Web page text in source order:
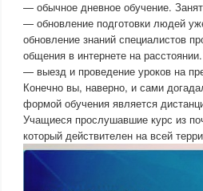
— обычное дневное обучение.
— обновление подготовки людей
обновление знаний специалистов
общения в интернете на расстоянии.
— выезд и проведение уроков на
Конечно вы, наверно, и сами
формой обучения является
Учащиеся прослушавшие курс из
который действителен на всей